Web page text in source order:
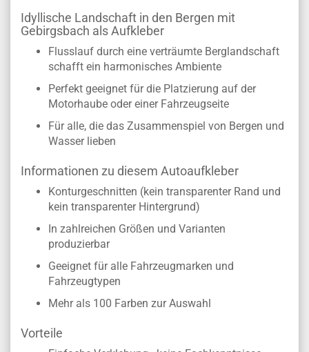
Idyllische Landschaft in den Bergen mit
Gebirgsbach als Aufkleber
Flusslauf durch eine verträumte Berglandschaft
schafft ein harmonisches Ambiente
Perfekt geeignet für die Platzierung auf der
Motorhaube oder einer Fahrzeugseite
Für alle, die das Zusammenspiel von Bergen und
Wasser lieben
Informationen zu diesem Autoaufkleber
Konturgeschnitten (kein transparenter Rand und
kein transparenter Hintergrund)
In zahlreichen Größen und Varianten
produzierbar
Geeignet für alle Fahrzeugmarken und
Fahrzeugtypen
Mehr als 100 Farben zur Auswahl
Vorteile